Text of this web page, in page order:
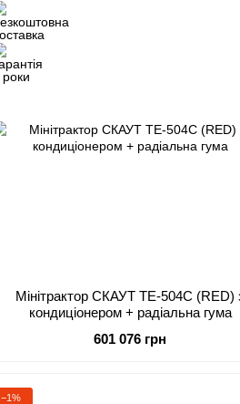
Мінітрактор СКАУТ ТЕ-504С (RED) з
кондиціонером + радіальна гума
601 076 грн
−1%